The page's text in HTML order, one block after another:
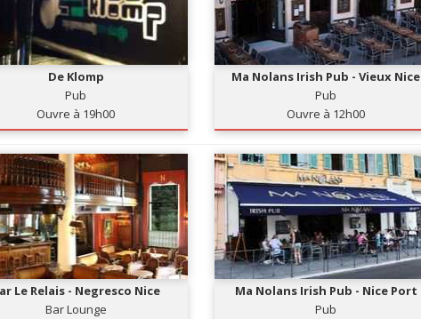
De Klomp
Pub
Ouvre à 19h00
Ma Nolans Irish Pub - Vieux Nice
Pub
Ouvre à 12h00
Le Relais - Negresco Nice
Bar Lounge
Ma Nolans Irish Pub - Nice Port
Pub